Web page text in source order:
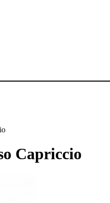
Capriccio